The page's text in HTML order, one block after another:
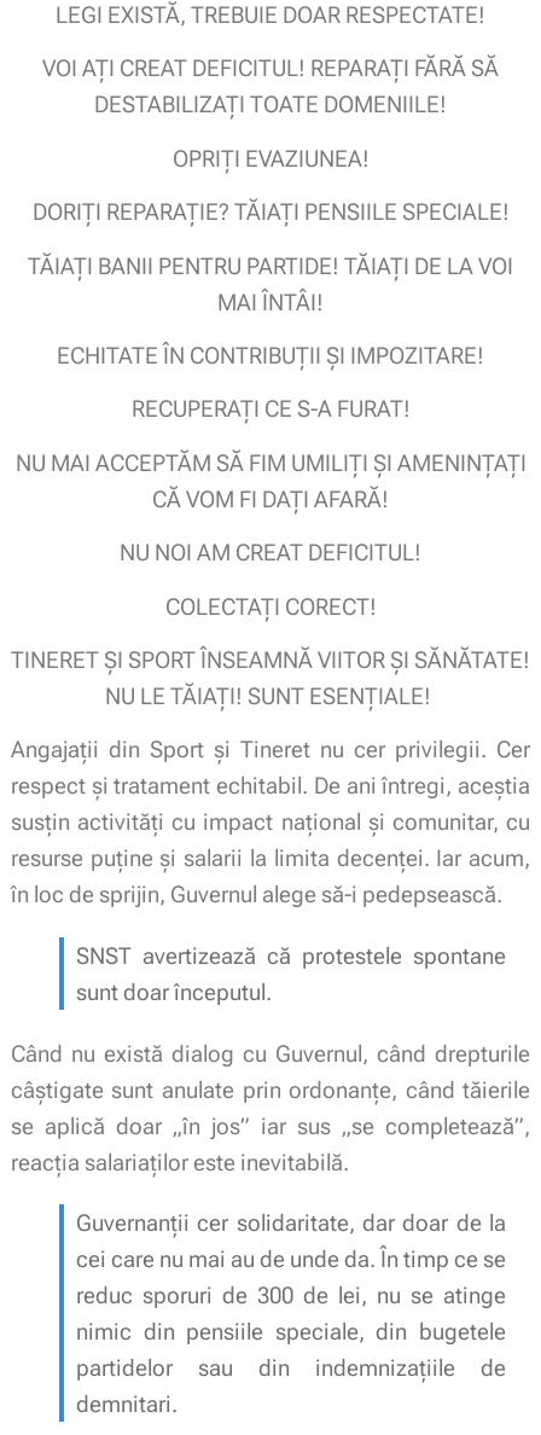
LEGI EXISTĂ, TREBUIE DOAR RESPECTATE!
VOI AȚI CREAT DEFICITUL! REPARAȚI FĂRĂ SĂ
DESTABILIZAȚI TOATE DOMENIILE!
OPRIȚI EVAZIUNEA!
DORIȚI REPARAȚIE? TĂIAȚI PENSIILE SPECIALE!
TĂIAȚI BANII PENTRU PARTIDE! TĂIAȚI DE LA VOI
MAI ÎNTÂI!
ECHITATE ÎN CONTRIBUȚII ȘI IMPOZITARE!
RECUPERAȚI CE S-A FURAT!
NU MAI ACCEPTĂM SĂ FIM UMILIȚI ȘI AMENINȚAȚI
CĂ VOM FI DAȚI AFARĂ!
NU NOI AM CREAT DEFICITUL!
COLECTAȚI CORECT!
TINERET ȘI SPORT ÎNSEAMNĂ VIITOR ȘI SĂNĂTATE!
NU LE TĂIAȚI! SUNT ESENȚIALE!
Angajații din Sport și Tineret nu cer privilegii. Cer
respect și tratament echitabil. De ani întregi, aceștia
susțin activități cu impact național și comunitar, cu
resurse puține și salarii la limita decenței. Iar acum,
în loc de sprijin, Guvernul alege să-i pedepsească.
SNST avertizează că protestele spontane
sunt doar începutul.
Când nu există dialog cu Guvernul, când drepturile
câștigate sunt anulate prin ordonanțe, când tăierile
se aplică doar „în jos” iar sus „se completează”,
reacția salariaților este inevitabilă.
Guvernanții cer solidaritate, dar doar de la
cei care nu mai au de unde da. În timp ce se
reduc sporuri de 300 de lei, nu se atinge
nimic din pensiile speciale, din bugetele
partidelor sau din indemnizațiile de
demnitari.